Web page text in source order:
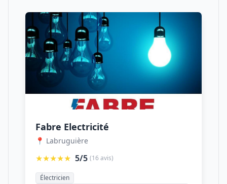
Fabre Electricité
📍 Labruguière
★★★★★ 5/5 (16 avis)
Électricien